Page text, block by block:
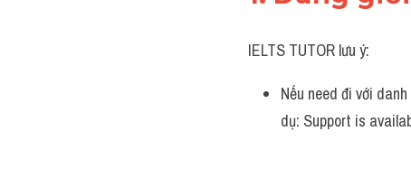
IELTS TUTOR lưu ý:
Nếu need đi với danh
dụ: Support is